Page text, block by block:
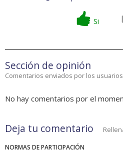
Si
Sección de opinión
Comentarios enviados por los
No hay comentarios por el
Deja tu comentario
NORMAS DE PARTICIPACIÓN